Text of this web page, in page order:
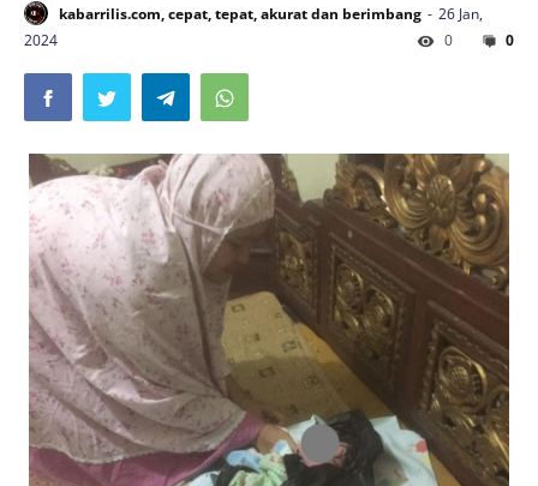
kabarrilis.com, cepat, tepat, akurat dan berimbang
26 Jan,
2024
0
0